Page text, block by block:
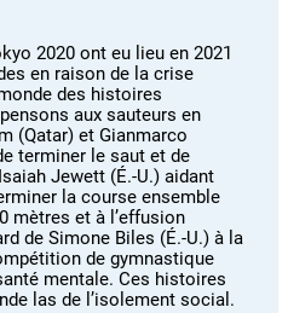
2020 ont eu lieu en 2021
en raison de la crise
des histoires
aux sauteurs en
(Qatar) et Gianmarco
terminer le saut et de
Jewett (É.-U.) aidant
la course ensemble
mètres et à l’effusion
de Simone Biles (É.-U.) à la
de gymnastique
mentale. Ces histoires
las de l’isolement social.